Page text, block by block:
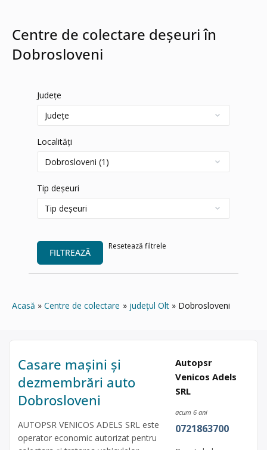
Centre de colectare deșeuri în
Dobrosloveni
Județe
Localități
Tip deșeuri
FILTREAZĂ
Resetează filtrele
Acasă Centre de colectare județul Olt Dobrosloveni
Casare mașini și
dezmembrări auto
Dobrosloveni
AUTOPSR VENICOS ADELS SRL este
operator economic autorizat pentru
Autopsr
Venicos Adels
SRL
acum 6 ani
0721863700